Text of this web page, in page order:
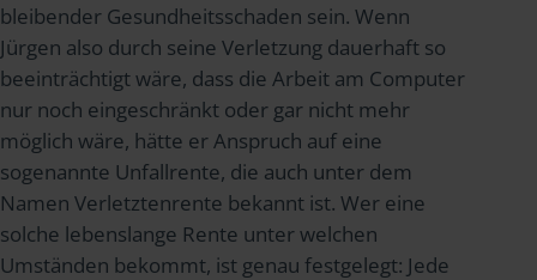
bleibender Gesundheitsschaden sein. Wenn
Jürgen also durch seine Verletzung dauerhaft so
beeinträchtigt wäre, dass die Arbeit am Computer
nur noch eingeschränkt oder gar nicht mehr
möglich wäre, hätte er Anspruch auf eine
sogenannte Unfallrente, die auch unter dem
Namen Verletztenrente bekannt ist. Wer eine
solche lebenslange Rente unter welchen
Umständen bekommt, ist genau festgelegt: Jede